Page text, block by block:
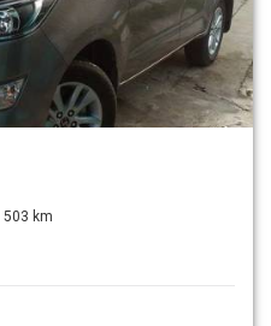
503 km